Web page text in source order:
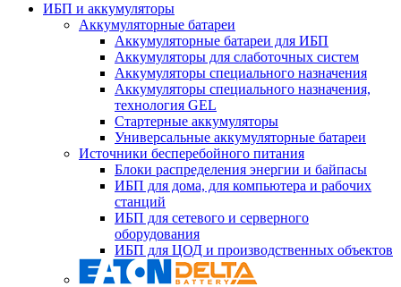
ИБП и аккумуляторы
Аккумуляторные батареи
Аккумуляторные батареи для ИБП
Аккумуляторы для слаботочных систем
Аккумуляторы специального назначения
Аккумуляторы специального назначения,
технология GEL
Стартерные аккумуляторы
Универсальные аккумуляторные батареи
Источники бесперебойного питания
Блоки распределения энергии и байпасы
ИБП для дома, для компьютера и рабочих
станций
ИБП для сетевого и серверного
оборудования
ИБП для ЦОД и производственных объектов